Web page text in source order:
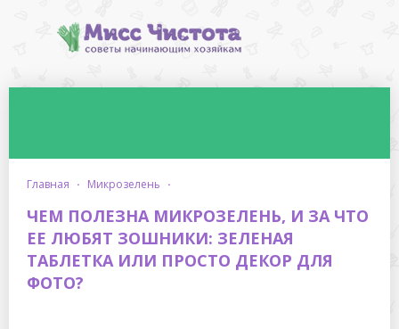
главная · микрозелень ·
ЧЕМ ПОЛЕЗНА МИКРОЗЕЛЕНЬ, И ЗА ЧТО
ЕЕ ЛЮБЯТ ЗОШНИКИ: ЗЕЛЕНАЯ
ТАБЛЕТКА ИЛИ ПРОСТО ДЕКОР ДЛЯ
ФОТО?